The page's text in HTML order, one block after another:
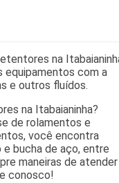
na
equipamentos com a
e outros fluídos.
na Itabaianinha?
de rolamentos e
você encontra
bucha de aço, entre
maneiras de atender
conosco!